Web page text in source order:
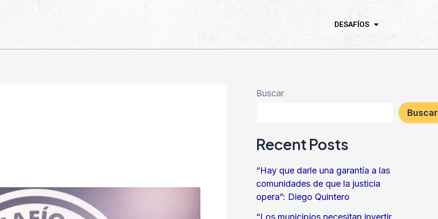
DESAFÍOS
Buscar
Buscar
Recent Posts
“Hay que darle una garantía a las
comunidades de que la justicia
opera”: Diego Quintero
“Los municipios necesitan invertir